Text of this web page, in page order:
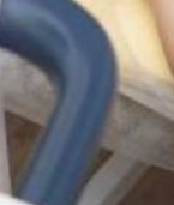
15:27
播